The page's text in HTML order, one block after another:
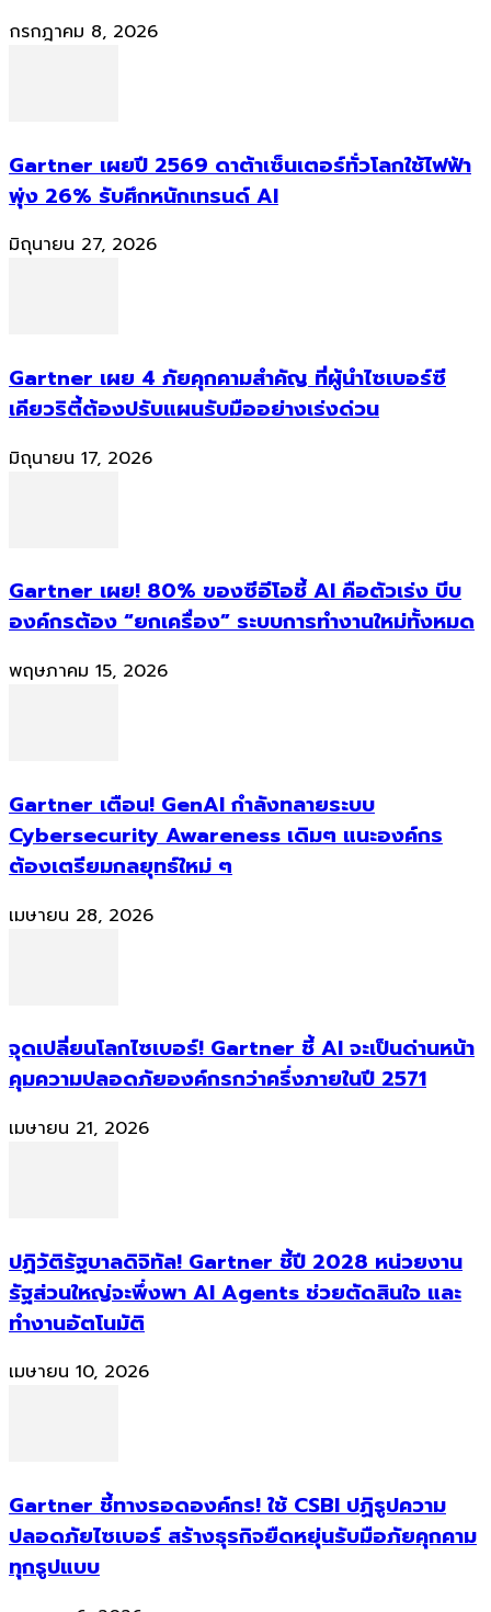
กรกฎาคม 8, 2026
Gartner เผยปี 2569 ดาต้าเซ็นเตอร์ทั่วโลกใช้ไฟฟ้า
พุ่ง 26% รับศึกหนักเทรนด์ AI
มิถุนายน 27, 2026
Gartner เผย 4 ภัยคุกคามสำคัญ ที่ผู้นำไซเบอร์ซี
เคียวริตี้ต้องปรับแผนรับมืออย่างเร่งด่วน
มิถุนายน 17, 2026
Gartner เผย! 80% ของซีอีโอชี้ AI คือตัวเร่ง บีบ
องค์กรต้อง “ยกเครื่อง” ระบบการทำงานใหม่ทั้งหมด
พฤษภาคม 15, 2026
Gartner เตือน! GenAI กำลังทลายระบบ
Cybersecurity Awareness เดิมๆ แนะองค์กร
ต้องเตรียมกลยุทธ์ใหม่ ๆ
เมษายน 28, 2026
จุดเปลี่ยนโลกไซเบอร์! Gartner ชี้ AI จะเป็นด่านหน้า
คุมความปลอดภัยองค์กรกว่าครึ่งภายในปี 2571
เมษายน 21, 2026
ปฏิวัติรัฐบาลดิจิทัล! Gartner ชี้ปี 2028 หน่วยงาน
รัฐส่วนใหญ่จะพึ่งพา AI Agents ช่วยตัดสินใจ และ
ทำงานอัตโนมัติ
เมษายน 10, 2026
Gartner ชี้ทางรอดองค์กร! ใช้ CSBI ปฏิรูปความ
ปลอดภัยไซเบอร์ สร้างธุรกิจยืดหยุ่นรับมือภัยคุกคาม
ทุกรูปแบบ